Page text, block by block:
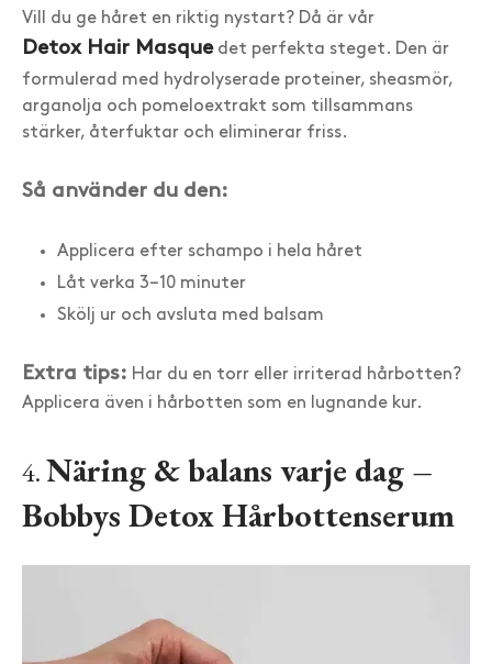
Vill du ge håret en riktig nystart? Då är vår
Detox Hair Masquedet perfekta steget. Den är
formulerad med hydrolyserade proteiner, sheasmör,
arganolja och pomeloextrakt som tillsammans
stärker, återfuktar och eliminerar friss.
Så använder du den:
Applicera efter schampo i hela håret
Låt verka 3–10 minuter
Skölj ur och avsluta med balsam
Extra tips: Har du en torr eller irriterad hårbotten?
Applicera även i hårbotten som en lugnande kur.
4.Näring & balans varje dag –
Bobbys Detox Hårbottenserum